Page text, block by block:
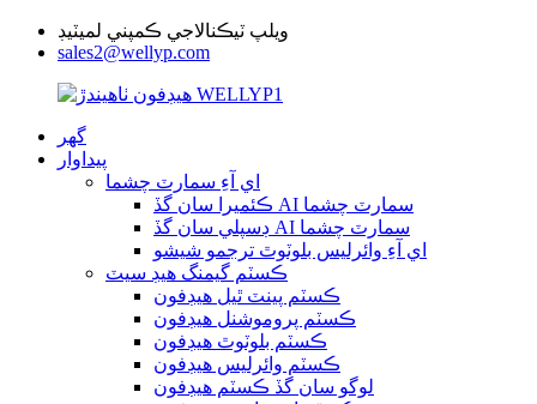
ويلپ ٽيڪنالاجي ڪمپني لميٽيڊ
sales2@wellyp.com
گھر
پيداوار
اي آءِ سمارٽ چشما
ڪئميرا سان گڏ AI سمارٽ چشما
ڊسپلي سان گڏ AI سمارٽ چشما
اي آءِ وائرليس بلوٽوٿ ترجمو شيشو
ڪسٽم گيمنگ هيڊ سيٽ
ڪسٽم پينٽ ٿيل هيڊفون
ڪسٽم پروموشنل هيڊفون
ڪسٽم بلوٽوٿ هيڊفون
ڪسٽم وائرليس هيڊفون
لوگو سان گڏ ڪسٽم هيڊفون